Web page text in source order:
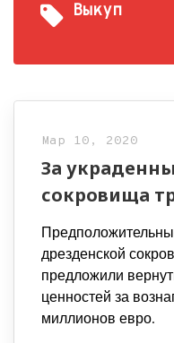
Выкуп
Мар 10, 2020
За
сокровища
дрезденской
предложили
ценностей за
миллионов евро.